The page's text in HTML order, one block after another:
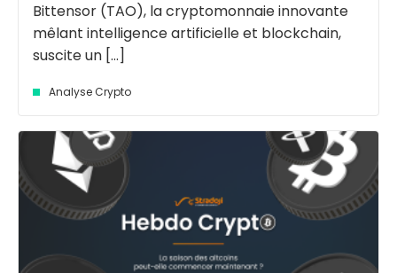
Bittensor (TAO), la cryptomonnaie innovante
mêlant intelligence artificielle et blockchain,
suscite un [...]
Analyse Crypto